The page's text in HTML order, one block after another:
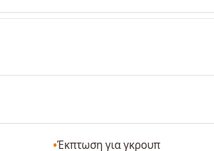
Έκπτωση για γκρουπ